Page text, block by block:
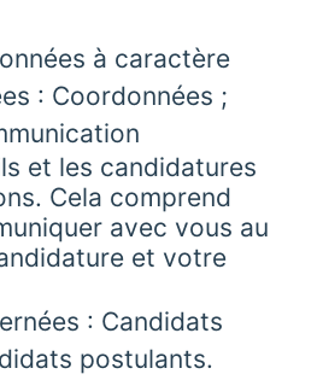
à caractère
: Coordonnées ;
et les candidatures
Cela comprend
avec vous au
et votre
: Candidats
postulants.